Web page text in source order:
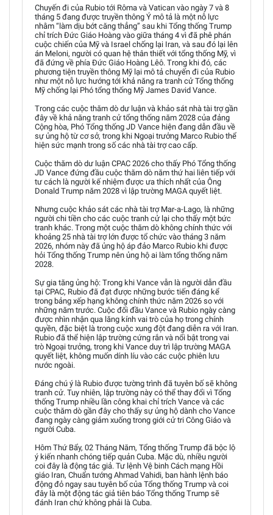
Chuyến đi của Rubio tới Rôma và Vatican vào ngày 7 và 8
tháng 5 đang được truyền thông Ý mô tả là một nỗ lực
nhằm “làm dịu bớt căng thẳng” sau khi Tổng thống Trump
chỉ trích Đức Giáo Hoàng vào giữa tháng 4 vì đã phê phán
cuộc chiến của Mỹ và Israel chống lại Iran, và sau đó lại lên
án Meloni, người có quan hệ thân thiết với tổng thống Mỹ, vì
đã đứng về phía Đức Giáo Hoàng Lêô. Trong khi đó, các
phương tiện truyền thông Mỹ lại mô tả chuyến đi của Rubio
như một nỗ lực hướng tới khả năng ra tranh cử Tổng thống
Mỹ chống lại Phó tổng thống Mỹ James David Vance.
Trong các cuộc thăm dò dư luận và khảo sát nhà tài trợ gần
đây về khả năng tranh cử tổng thống năm 2028 của đảng
Cộng hòa, Phó Tổng thống JD Vance hiện đang dẫn đầu về
sự ủng hộ từ cơ sở, trong khi Ngoại trưởng Marco Rubio thể
hiện sức mạnh trong số các nhà tài trợ cao cấp.
Cuộc thăm dò dư luận CPAC 2026 cho thấy Phó Tổng thống
JD Vance đứng đầu cuộc thăm dò năm thứ hai liên tiếp với
tư cách là người kế nhiệm được ưa thích nhất của Ông
Donald Trump năm 2028 vì lập trường MAGA quyết liệt.
Nhưng cuộc khảo sát các nhà tài trợ Mar-a-Lago, là những
người chi tiền cho các cuộc tranh cử lại cho thấy một bức
tranh khác. Trong một cuộc thăm dò không chính thức với
khoảng 25 nhà tài trợ lớn được tổ chức vào tháng 3 năm
2026, nhóm này đã ủng hộ áp đảo Marco Rubio khi được
hỏi Tổng thống Trump nên ủng hộ ai làm tổng thống năm
2028.
Sự gia tăng ủng hộ: Trong khi Vance vẫn là người dẫn đầu
tại CPAC, Rubio đã đạt được những bước tiến đáng kể
trong bảng xếp hạng không chính thức năm 2026 so với
những năm trước. Cuộc đối đầu Vance và Rubio ngày càng
được nhìn nhận qua lăng kính vai trò của họ trong chính
quyền, đặc biệt là trong cuộc xung đột đang diễn ra với Iran.
Rubio đã thể hiện lập trường cứng rắn và nổi bật trong vai
trò Ngoại trưởng, trong khi Vance duy trì lập trường MAGA
quyết liệt, không muốn dính líu vào các cuộc phiên lưu
nước ngoài.
Đáng chú ý là Rubio được tường trình đã tuyên bố sẽ không
tranh cử. Tuy nhiên, lập trường này có thể thay đổi vì Tổng
thống Trump nhiều lần công khai chỉ trích Vance và các
cuộc thăm dò gần đây cho thấy sự ủng hộ dành cho Vance
đang ngày càng giảm xuống trong giới cử tri Công Giáo và
người Cuba.
Hôm Thứ Bẩy, 02 Tháng Năm, Tổng thống Trump đã bộc lộ
ý kiến nhanh chóng tiếp quản Cuba. Mặc dù, nhiều người
coi đây là động tác giả. Tư lệnh Vệ binh Cách mạng Hồi
giáo Iran, Chuẩn tướng Ahmad Vahidi, ban hành lệnh báo
động đỏ ngay sau tuyên bố của Tổng thống Trump và coi
đây là một động tác giả tiên báo Tổng thống Trump sẽ
đánh Iran chứ không phải là Cuba.